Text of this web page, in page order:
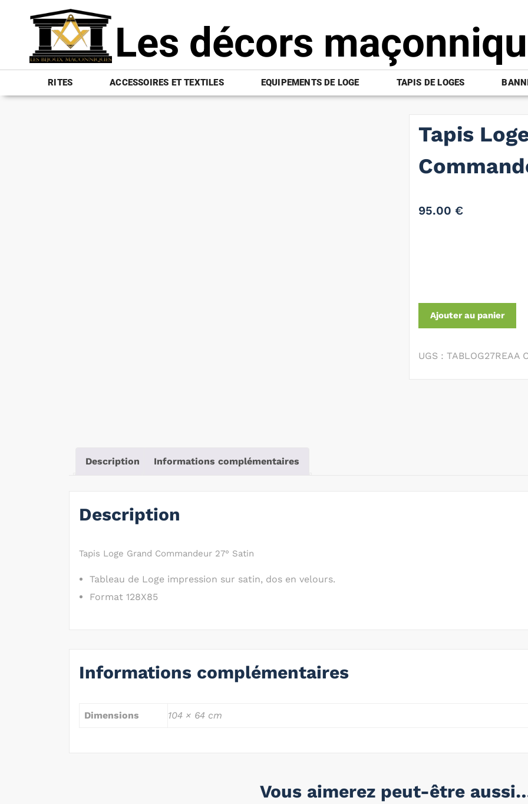
Les décors
RITES ACCESSOIRES ET TEXTILES EQUIPEMENTS DE LOGE TAPIS DE LOGES
Tapis
95.00 €
Ajouter au panier
UGS : TABLOG27REAA
Description Informations complémentaires
Description
Tapis Loge Grand Commandeur 27° Satin
Tableau de Loge impression sur satin, dos en velours.
Format 128X85
Informations complémentaires
Dimensions 104 × 64 cm
Vous aimerez peut-être